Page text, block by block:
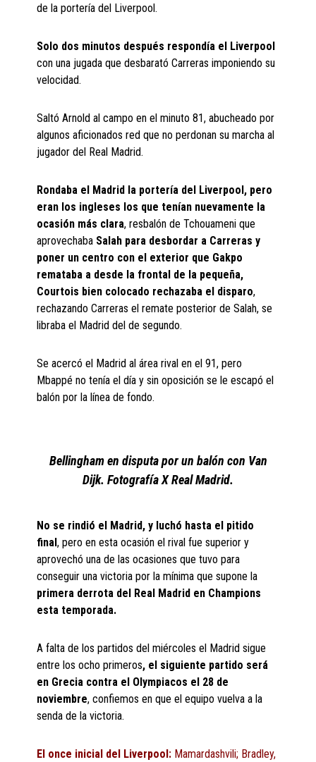
de la portería del Liverpool.
Solo dos minutos después respondía el Liverpool
con una jugada que desbarató Carreras imponiendo su
velocidad.
Saltó Arnold al campo en el minuto 81, abucheado por
algunos aficionados red que no perdonan su marcha al
jugador del Real Madrid.
Rondaba el Madrid la portería del Liverpool, pero
eran los ingleses los que tenían nuevamente la
ocasión más clara, resbalón de Tchouameni que
aprovechaba Salah para desbordar a Carreras y
poner un centro con el exterior que Gakpo
remataba a desde la frontal de la pequeña,
Courtois bien colocado rechazaba el disparo,
rechazando Carreras el remate posterior de Salah, se
libraba el Madrid del de segundo.
Se acercó el Madrid al área rival en el 91, pero
Mbappé no tenía el día y sin oposición se le escapó el
balón por la línea de fondo.
Bellingham en disputa por un balón con Van
Dijk. Fotografía X Real Madrid.
No se rindió el Madrid, y luchó hasta el pitido
final, pero en esta ocasión el rival fue superior y
aprovechó una de las ocasiones que tuvo para
conseguir una victoria por la mínima que supone la
primera derrota del Real Madrid en Champions
esta temporada.
A falta de los partidos del miércoles el Madrid sigue
entre los ocho primeros, el siguiente partido será
en Grecia contra el Olympiacos el 28 de
noviembre, confiemos en que el equipo vuelva a la
senda de la victoria.
El once inicial del Liverpool: Mamardashvili; Bradley,